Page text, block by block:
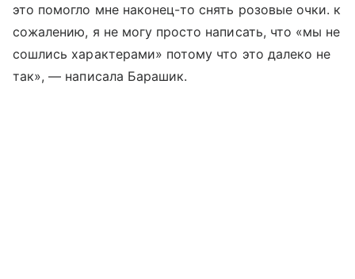
это помогло мне наконец-то снять розовые очки. к
сожалению, я не могу просто написать, что «мы не
сошлись характерами» потому что это далеко не
так», — написала Барашик.